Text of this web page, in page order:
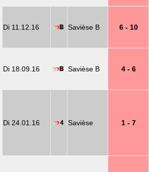
Di 11.12.16 Savièse B 6 - 10
Di 18.09.16 Savièse B 4 - 6
Di 24.01.16 Savièse 1 - 7